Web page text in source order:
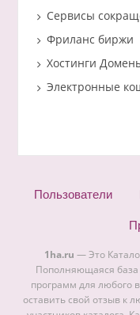
Сервисы
Фриланс биржи
Хостинги
Электронные
Пользователи
1ha.ru — Это
Пополняющаяся
программ для любого
оставить свой отзыв к